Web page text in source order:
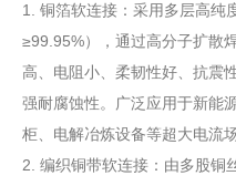
1. 铜箔软连接：采用多层高纯
≥99.95%），通过‌高分子扩散
高、电阻小、柔韧性好、抗震
强耐腐蚀性。广泛应用于新能
柜、电解冶炼设备等超大电流场
‌2. 编织铜带软连接‌：由多股铜